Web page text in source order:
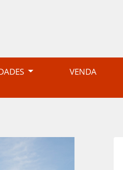
VENDA